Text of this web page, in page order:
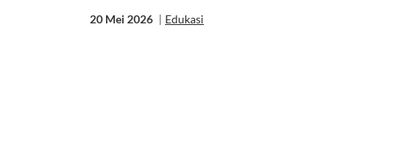
20 Mei 2026 | Edukasi